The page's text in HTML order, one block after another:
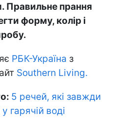
Правильне прання
форму, колір і
РБК-Україна з
Southern Living.
5 речей, які завжди
гарячій воді